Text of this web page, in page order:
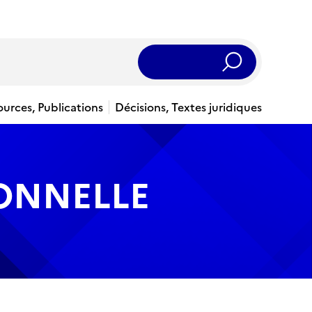
Rechercher
Publications
Décisions, Textes juridiques